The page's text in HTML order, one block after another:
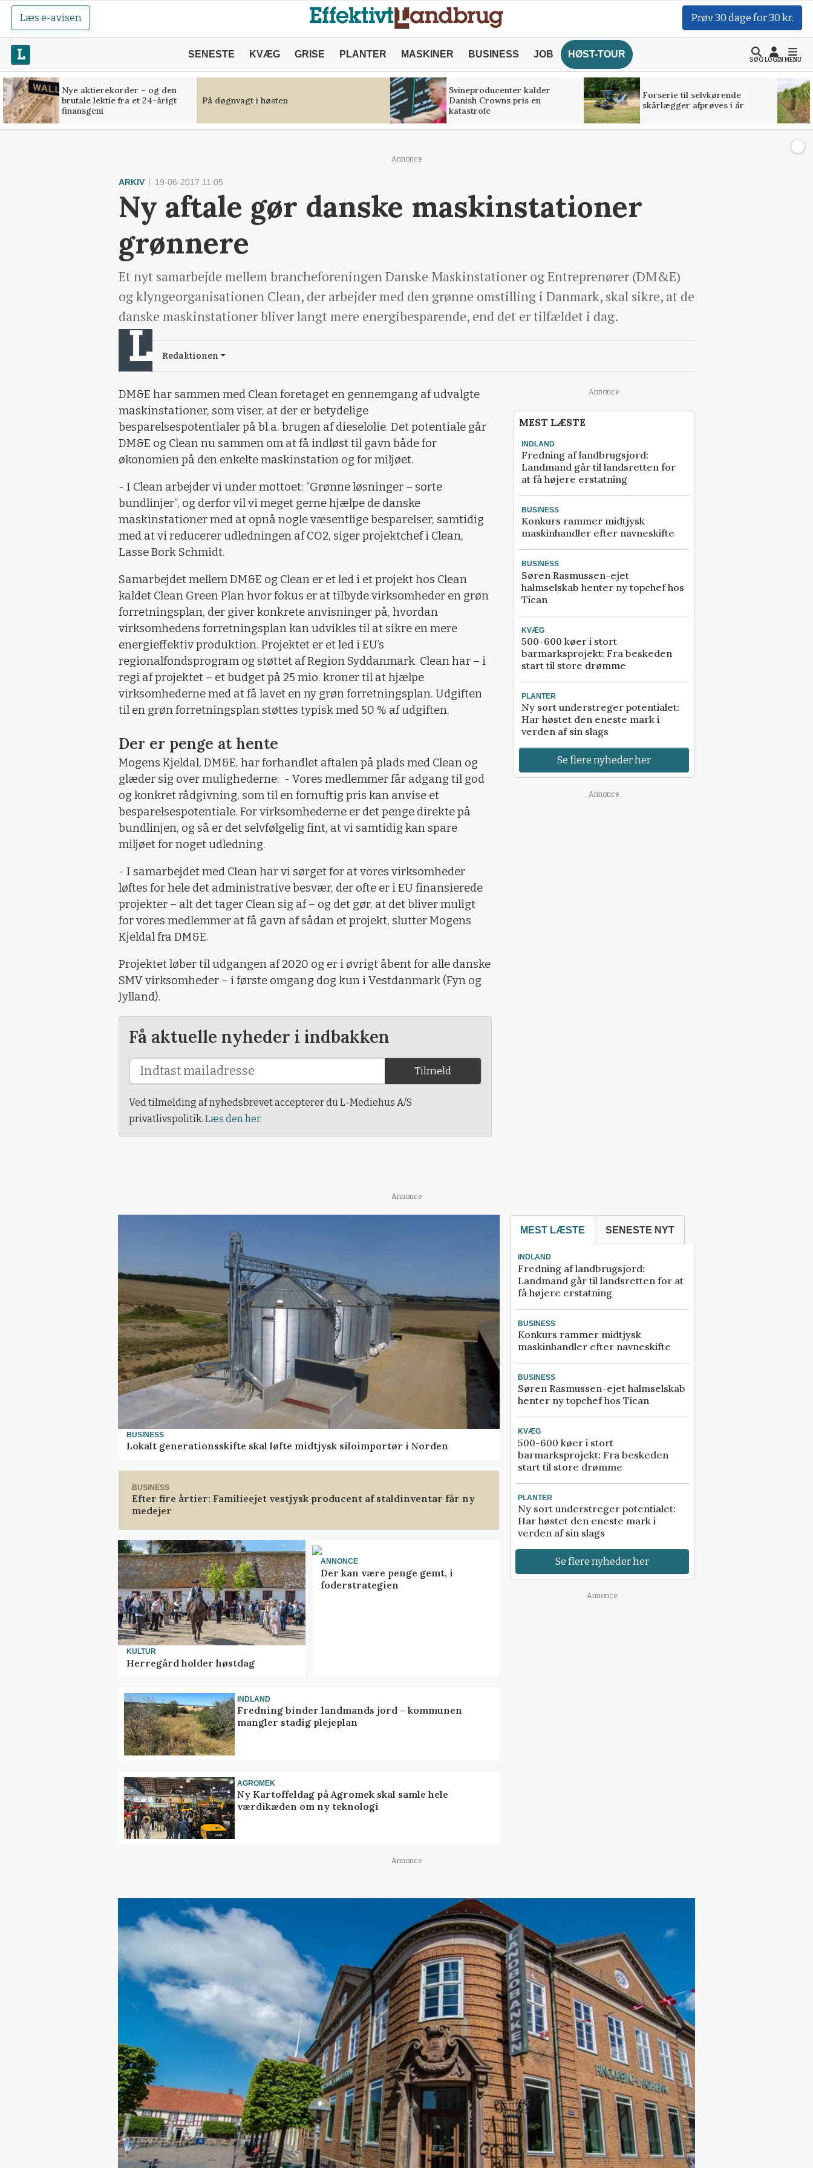
Læs e-avisen Prøv 30 dage for 30 kr.
SENESTE KVÆG GRISE PLANTER MASKINER BUSINESS JOB HØST-TOUR
SØGLOGINMENU
Nye aktierekorder – og den
brutale lektie fra et 24-årigt
finansgeni
På døgnvagt i høsten
Svineproducenter kalder
Danish Crowns pris en
katastrofe
Forserie til selvkørende
skårlægger afprøves i år
Annonce
ARKIV 19-06-2017 11:05
Ny aftale gør danske maskinstationer
grønnere
Et nyt samarbejde mellem brancheforeningen Danske Maskinstationer og Entreprenører (DM&E)
og klyngeorganisationen Clean, der arbejder med den grønne omstilling i Danmark, skal sikre, at de
danske maskinstationer bliver langt mere energibesparende, end det er tilfældet i dag.
Redaktionen
DM&E har sammen med Clean foretaget en gennemgang af udvalgte
maskinstationer, som viser, at der er betydelige
besparelsespotentialer på bl.a. brugen af dieselolie. Det potentiale går
DM&E og Clean nu sammen om at få indløst til gavn både for
økonomien på den enkelte maskinstation og for miljøet.
- I Clean arbejder vi under mottoet: ”Grønne løsninger – sorte
bundlinjer”, og derfor vil vi meget gerne hjælpe de danske
maskinstationer med at opnå nogle væsentlige besparelser, samtidig
med at vi reducerer udledningen af CO2, siger projektchef i Clean,
Lasse Bork Schmidt.
Samarbejdet mellem DM&E og Clean er et led i et projekt hos Clean
kaldet Clean Green Plan hvor fokus er at tilbyde virksomheder en grøn
forretningsplan, der giver konkrete anvisninger på, hvordan
virksomhedens forretningsplan kan udvikles til at sikre en mere
energieffektiv produktion. Projektet er et led i EU’s
regionalfondsprogram og støttet af Region Syddanmark. Clean har – i
regi af projektet – et budget på 25 mio. kroner til at hjælpe
virksomhederne med at få lavet en ny grøn forretningsplan. Udgiften
til en grøn forretningsplan støttes typisk med 50 % af udgiften.
Der er penge at hente
Mogens Kjeldal, DM&E, har forhandlet aftalen på plads med Clean og
glæder sig over mulighederne: - Vores medlemmer får adgang til god
og konkret rådgivning, som til en fornuftig pris kan anvise et
besparelsespotentiale. For virksomhederne er det penge direkte på
bundlinjen, og så er det selvfølgelig fint, at vi samtidig kan spare
miljøet for noget udledning.
- I samarbejdet med Clean har vi sørget for at vores virksomheder
løftes for hele det administrative besvær, der ofte er i EU finansierede
projekter – alt det tager Clean sig af – og det gør, at det bliver muligt
for vores medlemmer at få gavn af sådan et projekt, slutter Mogens
Kjeldal fra DM&E.
Projektet løber til udgangen af 2020 og er i øvrigt åbent for alle danske
SMV virksomheder – i første omgang dog kun i Vestdanmark (Fyn og
Jylland).
Få aktuelle nyheder i indbakken
Tilmeld
Ved tilmelding af nyhedsbrevet accepterer du L-Mediehus A/S
privatlivspolitik. Læs den her.
Annonce
MEST LÆSTE
INDLAND
Fredning af landbrugsjord:
Landmand går til landsretten for
at få højere erstatning
BUSINESS
Konkurs rammer midtjysk
maskinhandler efter navneskifte
BUSINESS
Søren Rasmussen-ejet
halmselskab henter ny topchef hos
Tican
KVÆG
500-600 køer i stort
barmarksprojekt: Fra beskeden
start til store drømme
PLANTER
Ny sort understreger potentialet:
Har høstet den eneste mark i
verden af sin slags
Se flere nyheder her
Annonce
Annonce
BUSINESS
Lokalt generationsskifte skal løfte midtjysk siloimportør i Norden
BUSINESS
Efter fire årtier: Familieejet vestjysk producent af staldinventar får ny
medejer
KULTUR
Herregård holder høstdag
ANNONCE
Der kan være penge gemt, i
foderstrategien
INDLAND
Fredning binder landmands jord – kommunen
mangler stadig plejeplan
AGROMEK
Ny Kartoffeldag på Agromek skal samle hele
værdikæden om ny teknologi
MEST LÆSTE SENESTE NYT
INDLAND
Fredning af landbrugsjord:
Landmand går til landsretten for at
få højere erstatning
BUSINESS
Konkurs rammer midtjysk
maskinhandler efter navneskifte
BUSINESS
Søren Rasmussen-ejet halmselskab
henter ny topchef hos Tican
KVÆG
500-600 køer i stort
barmarksprojekt: Fra beskeden
start til store drømme
PLANTER
Ny sort understreger potentialet:
Har høstet den eneste mark i
verden af sin slags
Se flere nyheder her
Annonce
Annonce